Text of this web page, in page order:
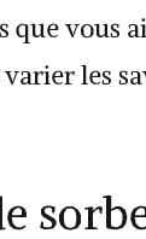
que vous
les